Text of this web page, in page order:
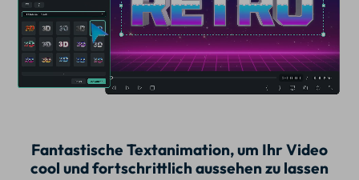
Fantastische Textanimation, um Ihr Video
cool und fortschrittlich aussehen zu lassen